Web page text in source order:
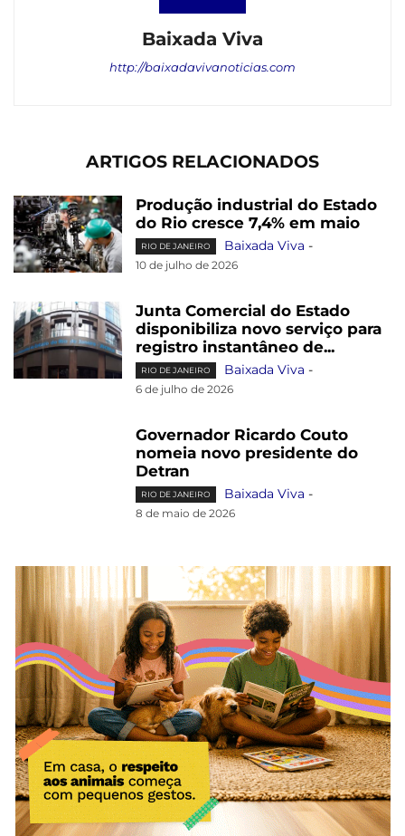
Baixada Viva
http://baixadavivanoticias.com
ARTIGOS RELACIONADOS
Produção industrial do Estado
do Rio cresce 7,4% em maio
RIO DE JANEIRO Baixada Viva -
10 de julho de 2026
Junta Comercial do Estado
disponibiliza novo serviço para
registro instantâneo de...
RIO DE JANEIRO Baixada Viva -
6 de julho de 2026
Governador Ricardo Couto
nomeia novo presidente do
Detran
RIO DE JANEIRO Baixada Viva -
8 de maio de 2026